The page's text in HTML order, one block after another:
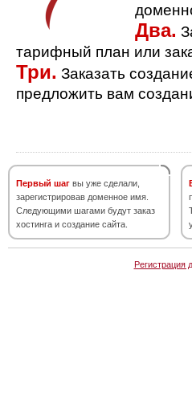
Два.
тарифный план или
Три. Заказать
предложить вам
Первый шаг вы уже сделали,
зарегистрировав доменное имя.
Следующими шагами будут заказ
хостинга и создание сайта.
Регистрация